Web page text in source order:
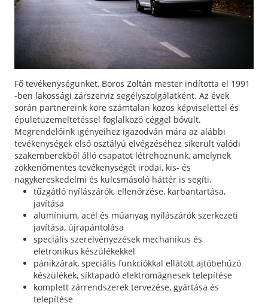
Fő tevékenységünket, Boros Zoltán mester indította el 1991
-ben lakossági zárszerviz segélyszolgálatként. Az évek
során partnereink köre számtalan közös képviselettel és
épületüzemeltetéssel foglalkozó céggel bővült.
Megrendelőink igényeihez igazodván mára az alábbi
tevékenységek első osztályú elvégzéséhez sikerült valódi
szakemberekből álló csapatot létrehoznunk, amelynek
zökkenőmentes tevékenységét irodai, kis- és
nagykereskedelmi és kulcsmásoló háttér is segíti.
tűzgátló nyílászárók, ellenőrzése, karbantartása,
javítása
alumínium, acél és műanyag nyílászárók szerkezeti
javítása, újrapántolása
speciális szerelvényezések mechanikus és
eletronikus készülékekkel
pánikzárak, speciális funkciókkal ellátott ajtóbehúzó
készülékek, síktapadó elektromágnesek telepítése
komplett zárrendszerek tervezése, gyártása és
telepítése